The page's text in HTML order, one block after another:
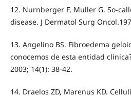
12. Nurnberger F, Muller G. So-
disease. J Dermatol Surg
13. Angelino BS. Fibroedema
conocemos de esta entidad
2003; 14(1): 38-42.
14. Draelos ZD, Marenus KD.